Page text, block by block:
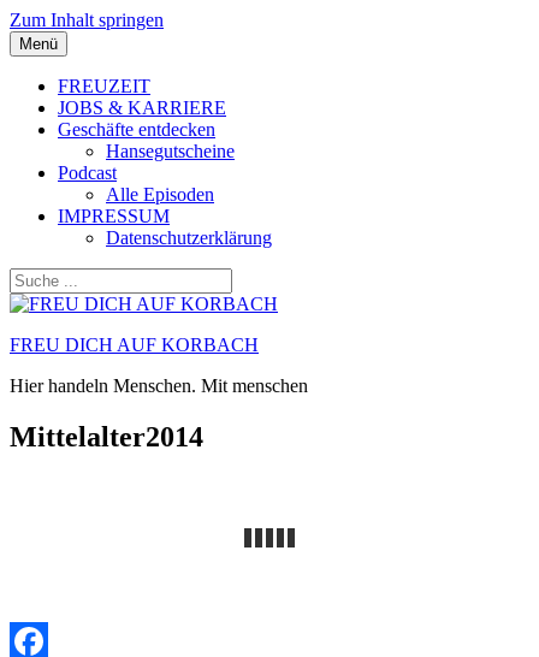
Zum Inhalt springen
Menü
FREUZEIT
JOBS & KARRIERE
Geschäfte entdecken
Hansegutscheine
Podcast
Alle Episoden
IMPRESSUM
Datenschutzerklärung
FREU DICH AUF KORBACH
Hier handeln Menschen. Mit menschen
Mittelalter2014